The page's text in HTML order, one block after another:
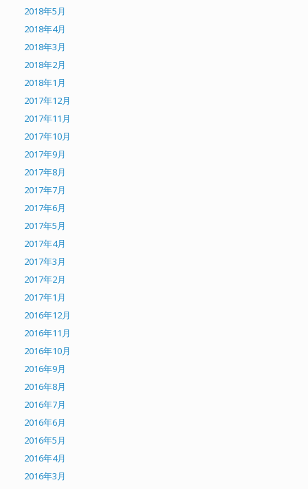
2018年5月
2018年4月
2018年3月
2018年2月
2018年1月
2017年12月
2017年11月
2017年10月
2017年9月
2017年8月
2017年7月
2017年6月
2017年5月
2017年4月
2017年3月
2017年2月
2017年1月
2016年12月
2016年11月
2016年10月
2016年9月
2016年8月
2016年7月
2016年6月
2016年5月
2016年4月
2016年3月